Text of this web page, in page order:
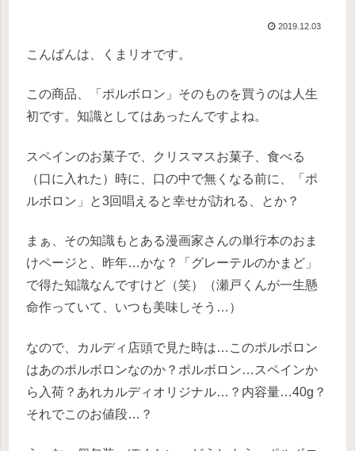
2019.12.03
こんばんは、くまリオです。
この商品、「ポルボロン」そのものを買うのは人生
初です。知識としてはあったんですよね。
スペインのお菓子で、クリスマスお菓子、食べる
（口に入れた）時に、口の中で無くなる前に、「ポ
ルボロン」と3回唱えると幸せが訪れる、とか？
まぁ、その知識もとある漫画家さんの単行本のおま
けページと、昨年…かな？「グレーテルのかまど」
で得た知識なんですけど（笑）（瀬戸くんが一生懸
命作っていて、いつも美味しそう…）
なので、カルディ店頭で見た時は…このポルボロン
はあのポルボロンなのか？ポルボロン…スペインか
ら入荷？あれカルディオリジナル…？内容量…40g？
それでこのお値段…？